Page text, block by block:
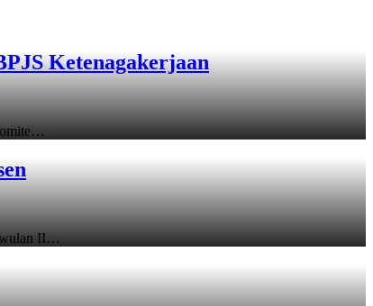
Ketenagakerjaan
II…